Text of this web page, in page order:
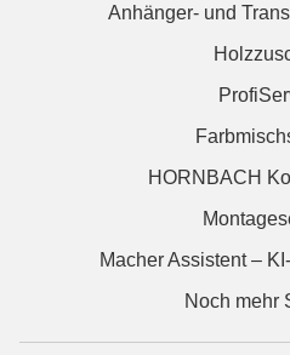
Anhänger- und
HORNBACH
Macher Assistent –
Noch mehr